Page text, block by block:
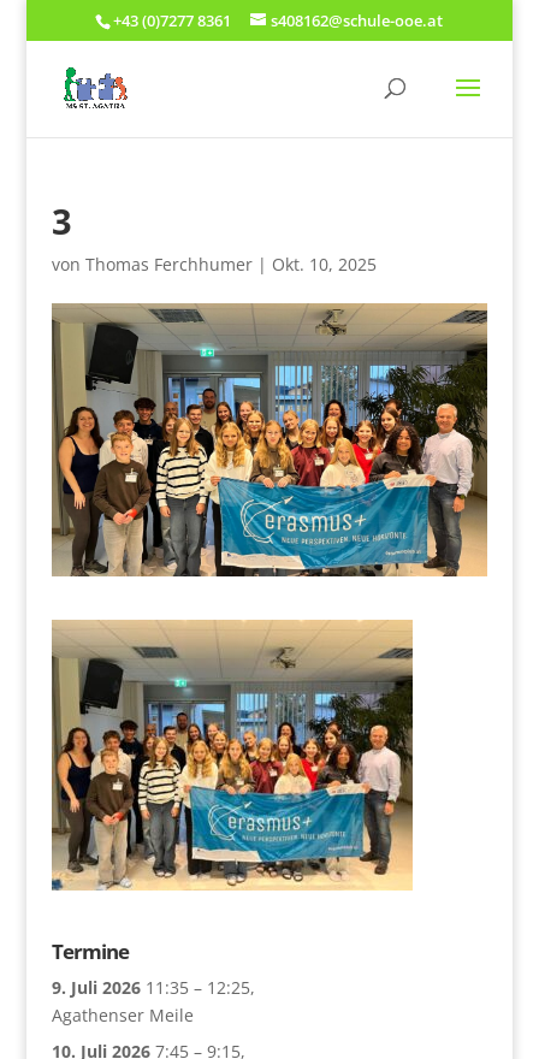
+43 (0)7277 8361 s408162@schule-ooe.at
3
von Thomas Ferchhumer| Okt. 10, 2025
Termine
9. Juli 2026 11:35 – 12:25,
Agathenser Meile
10. Juli 2026 7:45 – 9:15,